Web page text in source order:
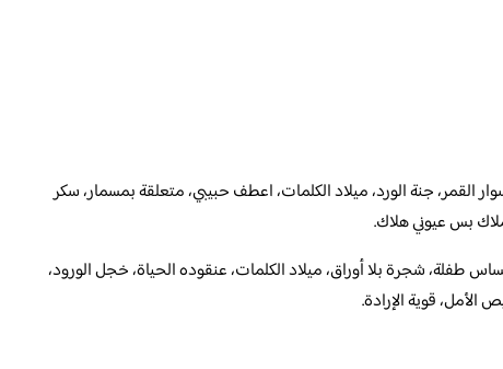
القمر، جنة الورد، ميلاد الكلمات، اعطف حبيبي، متعلقة بمسمار، سكر
بس عيوني هلاك.
طفلة، شجرة بلا أوراق، ميلاد الكلمات، عنقوده الحياة، خجل الورود،
الأمل، قوية الإرادة.